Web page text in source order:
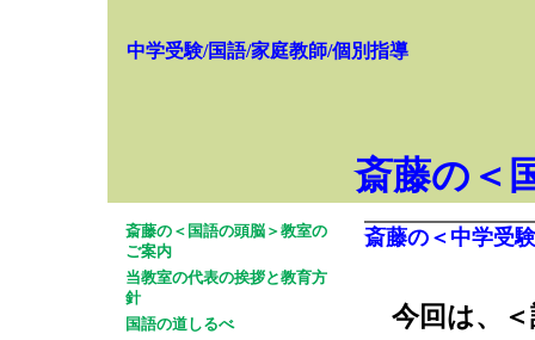
中学受験/国語/家庭教師/個別指導
斎藤の＜
斎藤の＜国語の頭脳＞教室の
ご案内
当教室の代表の挨拶と教育方
針
国語の道しるべ
斎藤の＜中学受
今回は、